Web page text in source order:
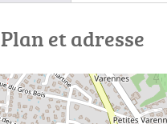
Plan et adresse